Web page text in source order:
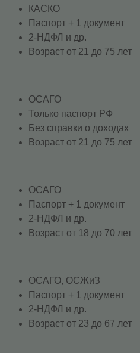
КАСКО
Паспорт + 1 документ
2-НДФЛ и др.
Возраст от 21 до 75 лет
ОСАГО
Только паспорт РФ
Без справки о доходах
Возраст от 21 до 75 лет
ОСАГО
Паспорт + 1 документ
2-НДФЛ и др.
Возраст от 18 до 70 лет
ОСАГО, ОСЖиЗ
Паспорт + 1 документ
2-НДФЛ и др.
Возраст от 23 до 67 лет